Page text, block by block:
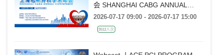
直播回看 | 2026上海冠脉外科学术年
会 SHANGHAI CABG ANNUAL
CONFERENCE
2026-07-17 09:00 - 2026-07-17 15:00